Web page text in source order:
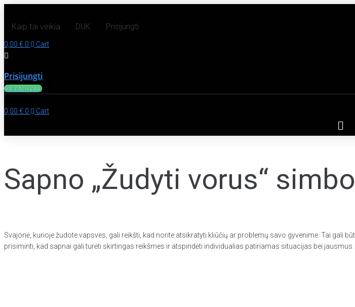
Kaip tai veikia DUK Prisijungti
0,00 € 0 Cart
Prisijungti
IŠBANDYTI
0,00 € 0 Cart
Sapno „Žudyti vorus“
Svajonė, kurioje žudote vapsves, gali reikšti, kad norite atsikratyti kliūčių ar problemų savo gyvenime. Tai gali
prisiminti, kad sapnai gali turėti skirtingas reikšmes ir atspindėti individualias patiriamas situacijas bei jausmus.